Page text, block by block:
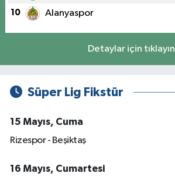
10 Alanyaspor
Detaylar için tıklayın
Süper Lig Fikstür
15 Mayıs, Cuma
Rizespor - Beşiktaş
16 Mayıs, Cumartesi